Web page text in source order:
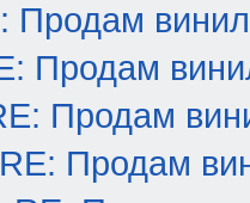
Продам
Продам
Продам
RE: Продам